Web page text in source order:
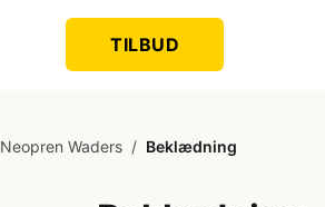
TILBUD
Neopren Waders / Beklædning